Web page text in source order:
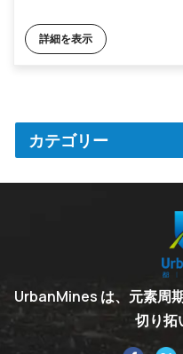
詳細を表示
カテゴリー
UrbanMines は、元素周
切り拓